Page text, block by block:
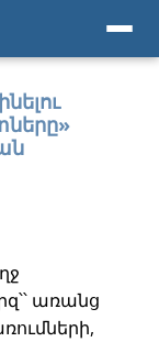
առանց